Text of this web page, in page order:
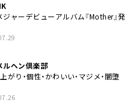
ジャーデビューアルバム『Mother』発
ルヘン倶楽部
がり・個性・かわいい・マジメ・闇堕